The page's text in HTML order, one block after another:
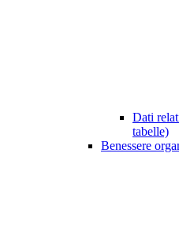
Dati
tabelle)
Benessere